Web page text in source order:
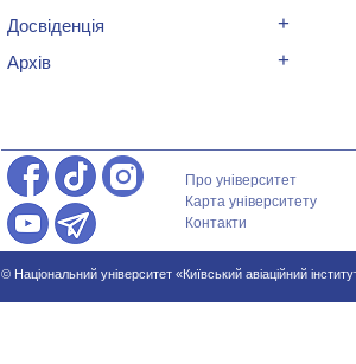
Досвіденція +
Архів +
Про університет
Карта університету
Контакти
© Національний університет «Київський авіаційний